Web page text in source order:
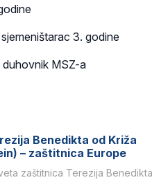
3. godine
duhovnik MSZ-a
Benedikta od Križa
– zaštitnica Europe
zaštitnica Terezija Benedikta